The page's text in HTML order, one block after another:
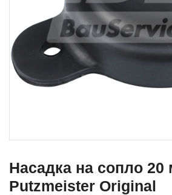
Насадка на сопло 20
Putzmeister Original